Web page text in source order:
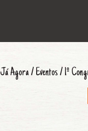
Já Agora/ Eventos/ 1º